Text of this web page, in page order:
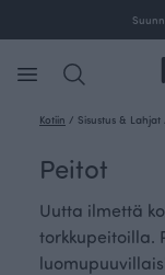
Kotiin / Sisustus & Lahjat
Peitot
Uutta ilmettä
torkkupeitoilla.